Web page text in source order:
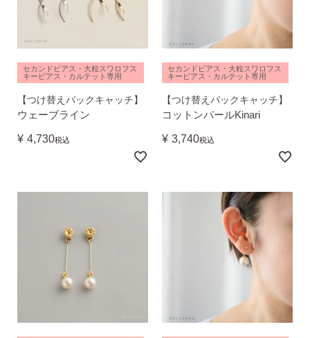
インスタライブで紹介したピアス
商品レビューを見る
なでしこピアスの使いやすい所や
読み物を見る
なでしこスタイルのこだわり
ピアス安心サポート
セカンドピアス・大粒スワロフス
キーピアス・カルテット専用
【つけ替えバックキャッチ】
ウェーブライン
¥ 4,730税込
セカンドピアス・大粒スワロフス
キーピアス・カルテット専用
【つけ替えバックキャッチ】
コットンパールKinari
¥ 3,740税込